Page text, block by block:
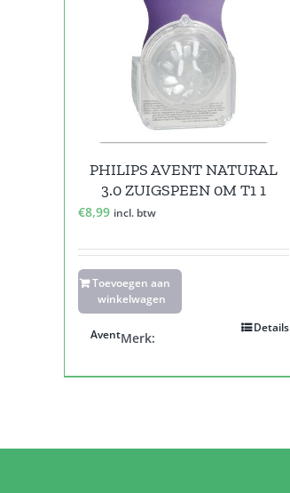
PHILIPS AVENT NATURAL
3.0 ZUIGSPEEN 0M T1 1
€8,99 incl. btw
Toevoegen aan
winkelwagen
Details
Merk:
Avent